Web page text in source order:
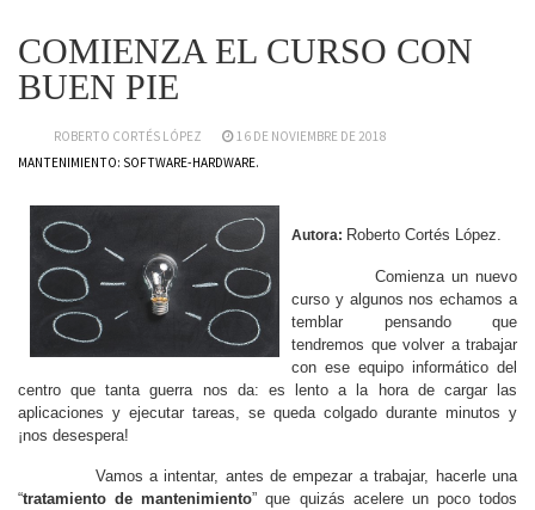
COMIENZA EL CURSO CON
BUEN PIE
ROBERTO CORTÉS LÓPEZ
16 DE NOVIEMBRE DE 2018
MANTENIMIENTO: SOFTWARE-HARDWARE.
Autora: Roberto Cortés López.
Comienza un nuevo
curso y algunos nos echamos a
temblar pensando que
tendremos que volver a trabajar
con ese equipo informático del
centro que tanta guerra nos da: es lento a la hora de cargar las
aplicaciones y ejecutar tareas, se queda colgado durante minutos y
¡nos desespera!
Vamos a intentar, antes de empezar a trabajar, hacerle una
“tratamiento de mantenimiento” que quizás acelere un poco todos